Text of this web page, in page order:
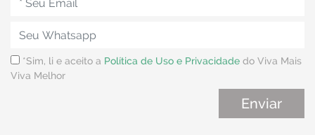
*Sim, li e aceito a Política de Uso e Privacidade do Viva Mais
Viva Melhor